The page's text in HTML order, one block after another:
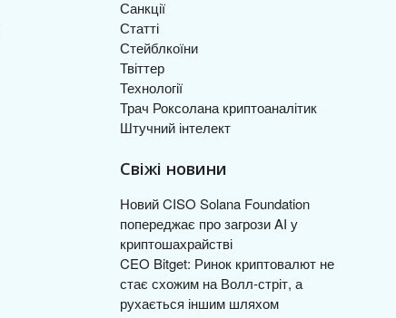
Санкції
Статті
Стейблкоїни
Твіттер
Технології
Трач Роксолана криптоаналітик
Штучний інтелект
Свіжі новини
Новий CISO Solana Foundation
попереджає про загрози AI у
криптошахрайстві
CEO Bitget: Ринок криптовалют не
стає схожим на Волл-стріт, а
рухається іншим шляхом